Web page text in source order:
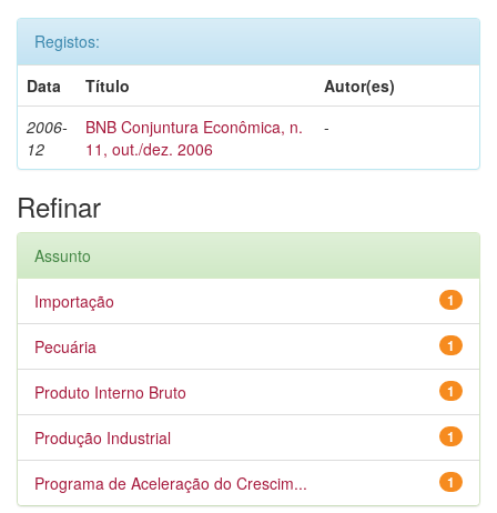
Registos:
Data
Título
Autor(es)
2006-
12
BNB Conjuntura Econômica, n.
11, out./dez. 2006
-
Refinar
Assunto
1
Importação
1
Pecuária
1
Produto Interno Bruto
1
Produção Industrial
1
Programa de Aceleração do Crescim...